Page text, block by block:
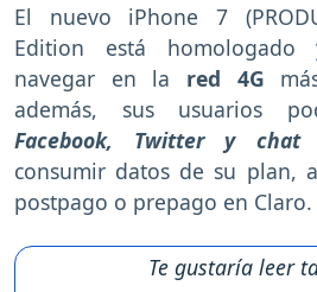
El nuevo iPhone 7
Edition está homologado
navegar en la red 4G
además, sus usuarios
Facebook, Twitter y chat
consumir datos de su plan,
postpago o prepago en Claro.
Te gustaría leer